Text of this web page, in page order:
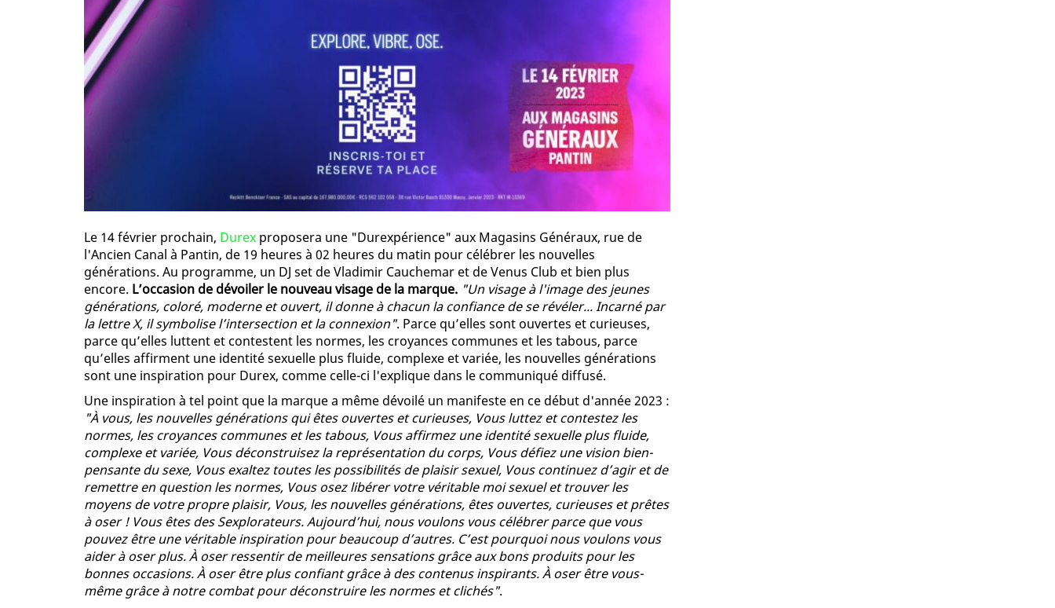
Le 14 février prochain, Durex proposera une "Durexpérience" aux Magasins Généraux, rue de
l'Ancien Canal à Pantin, de 19 heures à 02 heures du matin pour célébrer les nouvelles
générations. Au programme, un DJ set de Vladimir Cauchemar et de Venus Club et bien plus
encore. L’occasion de dévoiler le nouveau visage de la marque. "Un visage à l'image des jeunes
générations, coloré, moderne et ouvert, il donne à chacun la confiance de se révéler... Incarné par
la lettre X, il symbolise l’intersection et la connexion". Parce qu’elles sont ouvertes et curieuses,
parce qu’elles luttent et contestent les normes, les croyances communes et les tabous, parce
qu’elles affirment une identité sexuelle plus fluide, complexe et variée, les nouvelles générations
sont une inspiration pour Durex, comme celle-ci l'explique dans le communiqué diffusé.
Une inspiration à tel point que la marque a même dévoilé un manifeste en ce début d'année 2023 :
"À vous, les nouvelles générations qui êtes ouvertes et curieuses, Vous luttez et contestez les
normes, les croyances communes et les tabous, Vous affirmez une identité sexuelle plus fluide,
complexe et variée, Vous déconstruisez la représentation du corps, Vous défiez une vision bien-
pensante du sexe, Vous exaltez toutes les possibilités de plaisir sexuel, Vous continuez d’agir et de
remettre en question les normes, Vous osez libérer votre véritable moi sexuel et trouver les
moyens de votre propre plaisir, Vous, les nouvelles générations, êtes ouvertes, curieuses et prêtes
à oser ! Vous êtes des Sexplorateurs. Aujourd’hui, nous voulons vous célébrer parce que vous
pouvez êtreune véritable inspiration pour beaucoup d’autres. C’est pourquoi nous voulons vous
aider à oser plus. À oser ressentir de meilleures sensations grâce aux bons produits pour les
bonnes occasions. À oser être plus confiant grâce à des contenus inspirants. À oser être vous-
même grâce à notre combat pour déconstruire les normes et clichés".